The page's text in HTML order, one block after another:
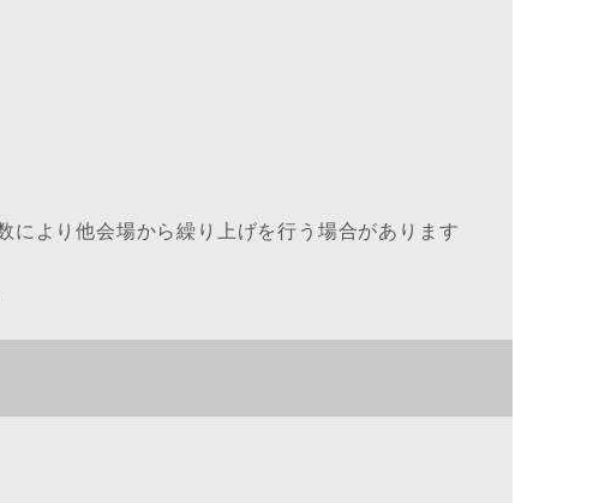
により他会場から繰り上げを行う場合があります